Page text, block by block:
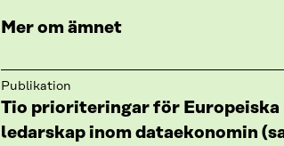
Mer om ämnet
Publikation
Tio prioriteringar för
ledarskap inom dataekonomin